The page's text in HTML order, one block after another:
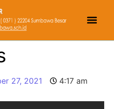
27, 2021 4:17 am